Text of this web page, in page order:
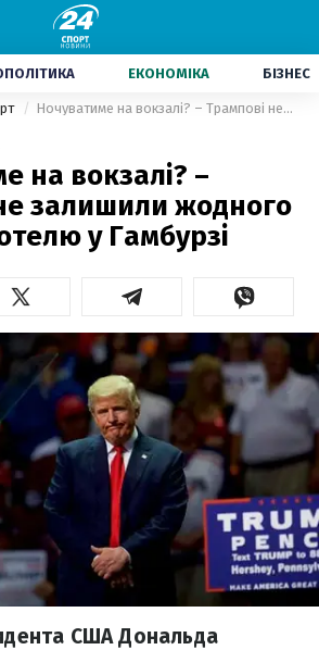
ЕКОНОМІКА БІЗНЕС
Ночуватиме на вокзалі? – Трампові не залишили жодного вільного готелю у Гамбурзі
на вокзалі? –
залишили жодного
у Гамбурзі
США Дональда